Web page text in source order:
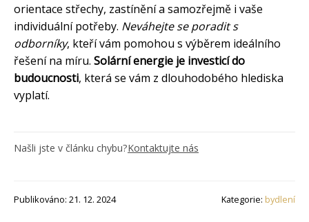
orientace střechy, zastínění a samozřejmě i vaše
individuální potřeby. Neváhejte se poradit s
odborníky, kteří vám pomohou s výběrem ideálního
řešení na míru. Solární energie je investicí do
budoucnosti, která se vám z dlouhodobého hlediska
vyplatí.
Našli jste v článku chybu?Kontaktujte nás
Publikováno: 21. 12. 2024 Kategorie: bydlení